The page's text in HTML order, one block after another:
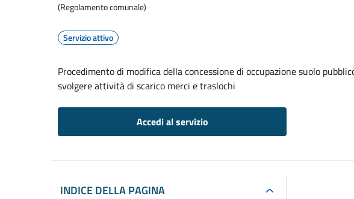
(Regolamento comunale)
Servizio attivo
Procedimento di modifica della concessione di occupazione suolo
svolgere attività di scarico merci e traslochi
Accedi al servizio
INDICE DELLA PAGINA